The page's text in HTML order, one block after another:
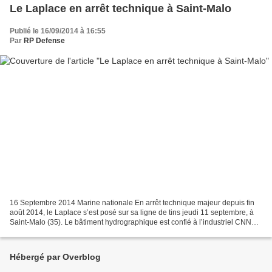
Le Laplace en arrêt technique à Saint-Malo
Publié le 16/09/2014 à 16:55
Par RP Defense
16 Septembre 2014 Marine nationale En arrêt technique majeur depuis fin
août 2014, le Laplace s’est posé sur sa ligne de tins jeudi 11 septembre, à
Saint-Malo (35). Le bâtiment hydrographique est confié à l’industriel CNN
Hébergé par Overblog